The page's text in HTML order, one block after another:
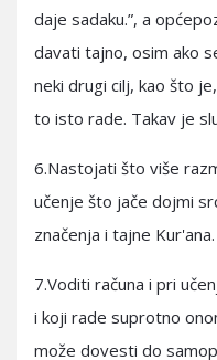
daje sadaku.”, a
davati tajno, osim ako
neki drugi cilj, kao što
to isto rade. Takav je
6.Nastojati što više
učenje što jače dojmi
značenja i tajne Kur'ana.
7.Voditi računa i pri
i koji rade suprotno
može dovesti do